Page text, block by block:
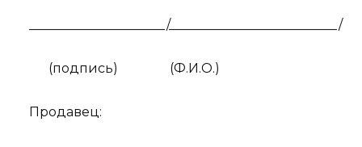
_____________________/__________________________/
(подпись) (Ф.И.О.)
Продавец: